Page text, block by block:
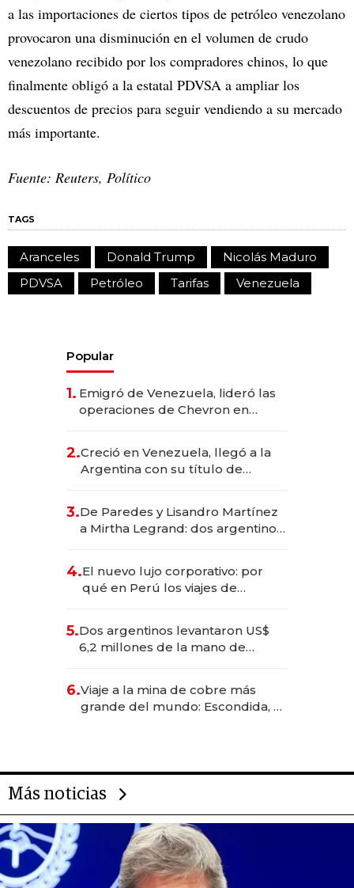
a las importaciones de ciertos tipos de petróleo venezolano
provocaron una disminución en el volumen de crudo
venezolano recibido por los compradores chinos, lo que
finalmente obligó a la estatal PDVSA a ampliar los
descuentos de precios para seguir vendiendo a su mercado
más importante.
Fuente: Reuters, Político
TAGS
Aranceles Donald Trump
Nicolás Maduro
PDVSA
Petróleo Tarifas Venezuela
Popular
1. Emigró de Venezuela, lideró las
operaciones de Chevron en
2.Creció en Venezuela, llegó a la
Argentina con su título de
las marcas "fast premium"
3.De Paredes y Lisandro Martínez
a Mirtha Legrand: dos argentinos
4.El nuevo lujo corporativo: por
qué en Perú los viajes de
transformadoras
5.Dos argentinos levantaron US$
6,2 millones de la mano de
6.Viaje a la mina de cobre más
grande del mundo: Escondida, el
Más noticias